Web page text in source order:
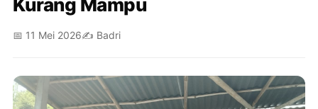
Kurang Mampu
📅 11 Mei 2026✍️ Badri